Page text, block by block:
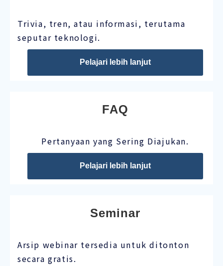
Trivia, tren, atau informasi, terutama
seputar teknologi.
Pelajari lebih lanjut
FAQ
Pertanyaan yang Sering Diajukan.
Pelajari lebih lanjut
Seminar
Arsip webinar tersedia untuk ditonton
secara gratis.